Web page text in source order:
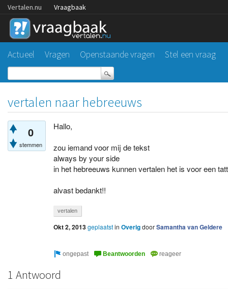
Vertalen.nu Vraagbaak
Actueel Vragen Openstaande vragen Stel een vraag
vertalen naar hebreeuws
0
stemmen
Hallo,
zou iemand voor mij de tekst
always by your side
in het hebreeuws kunnen vertalen het is voor een
alvast bedankt!!
vertalen
Okt 2, 2013geplaatstin OverigdoorSamantha van Geldere
1 Antwoord